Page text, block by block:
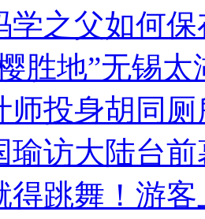
学之父如何
胜地”无锡
师投身胡同
瑜访大陆台
得跳舞！游客